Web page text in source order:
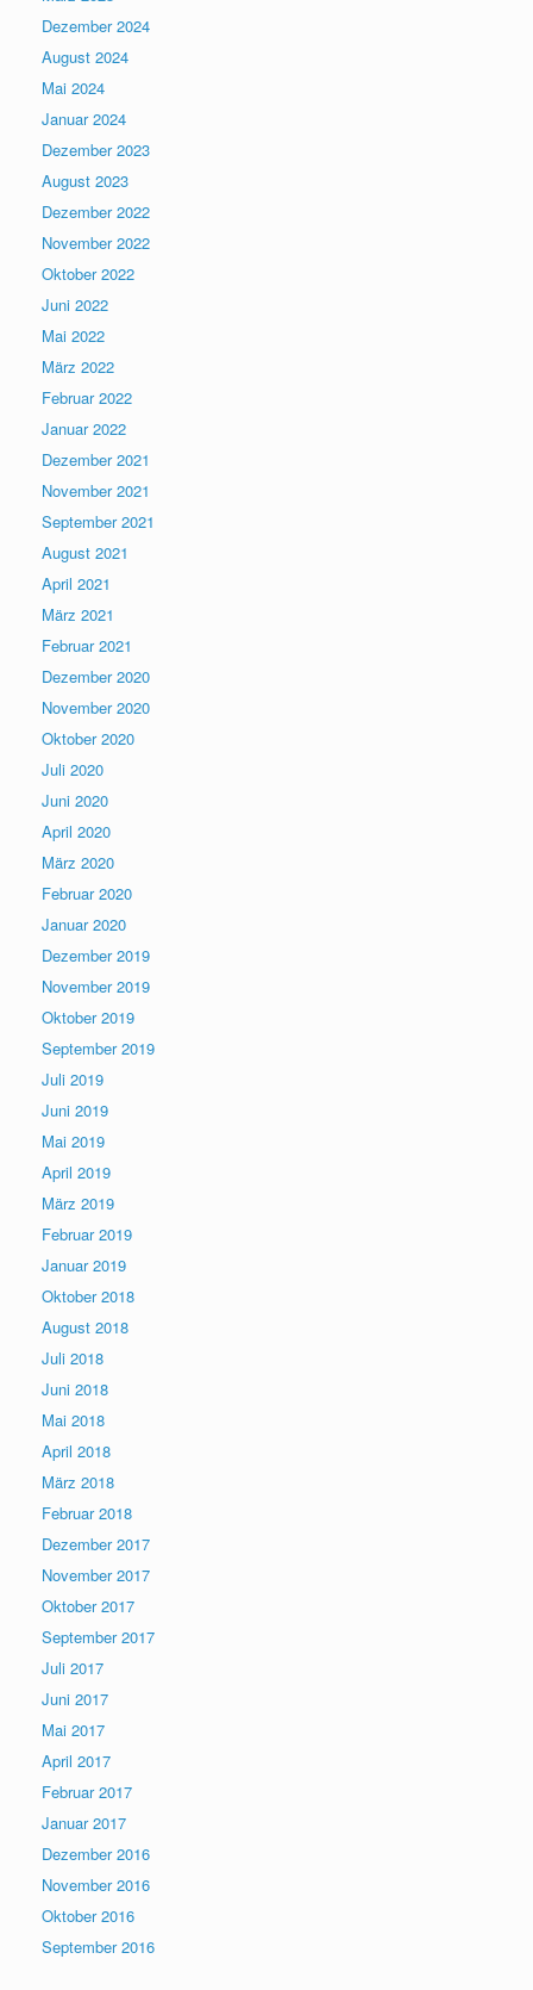
Dezember 2024
August 2024
Mai 2024
Januar 2024
Dezember 2023
August 2023
Dezember 2022
November 2022
Oktober 2022
Juni 2022
Mai 2022
März 2022
Februar 2022
Januar 2022
Dezember 2021
November 2021
September 2021
August 2021
April 2021
März 2021
Februar 2021
Dezember 2020
November 2020
Oktober 2020
Juli 2020
Juni 2020
April 2020
März 2020
Februar 2020
Januar 2020
Dezember 2019
November 2019
Oktober 2019
September 2019
Juli 2019
Juni 2019
Mai 2019
April 2019
März 2019
Februar 2019
Januar 2019
Oktober 2018
August 2018
Juli 2018
Juni 2018
Mai 2018
April 2018
März 2018
Februar 2018
Dezember 2017
November 2017
Oktober 2017
September 2017
Juli 2017
Juni 2017
Mai 2017
April 2017
Februar 2017
Januar 2017
Dezember 2016
November 2016
Oktober 2016
September 2016